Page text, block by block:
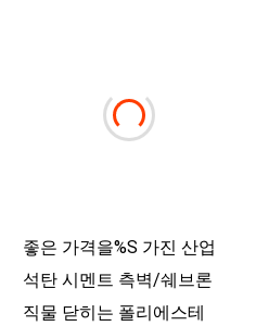
좋은 가격을%s 가진 산업
석탄 시멘트 측벽/쉐브론
직물 닫히는 폴리에스테